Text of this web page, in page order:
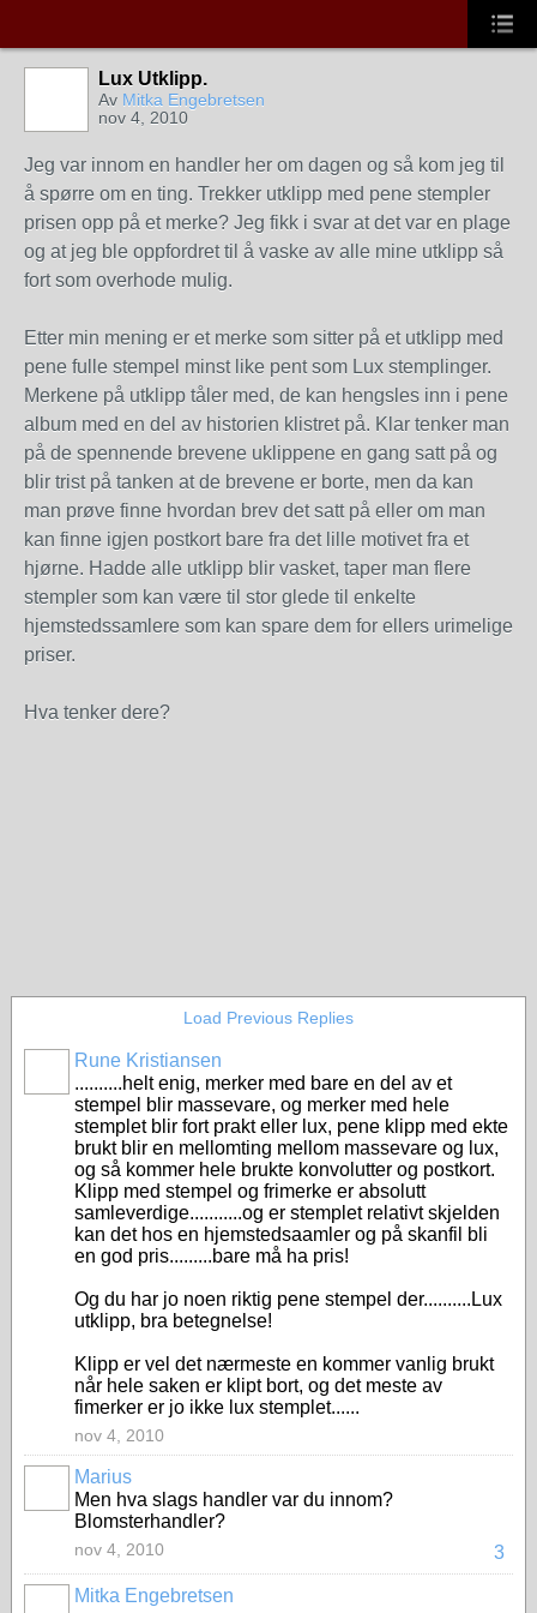
Lux Utklipp.
Av Mitka Engebretsen
nov 4, 2010
Jeg var innom en handler her om dagen og så kom jeg til
å spørre om en ting. Trekker utklipp med pene stempler
prisen opp på et merke? Jeg fikk i svar at det var en plage
og at jeg ble oppfordret til å vaske av alle mine utklipp så
fort som overhode mulig.
Etter min mening er et merke som sitter på et utklipp med
pene fulle stempel minst like pent som Lux stemplinger.
Merkene på utklipp tåler med, de kan hengsles inn i pene
album med en del av historien klistret på. Klar tenker man
på de spennende brevene uklippene en gang satt på og
blir trist på tanken at de brevene er borte, men da kan
man prøve finne hvordan brev det satt på eller om man
kan finne igjen postkort bare fra det lille motivet fra et
hjørne. Hadde alle utklipp blir vasket, taper man flere
stempler som kan være til stor glede til enkelte
hjemstedssamlere som kan spare dem for ellers urimelige
priser.
Hva tenker dere?
Load Previous Replies
Rune Kristiansen
..........helt enig, merker med bare en del av et
stempel blir massevare, og merker med hele
stemplet blir fort prakt eller lux, pene klipp med ekte
brukt blir en mellomting mellom massevare og lux,
og så kommer hele brukte konvolutter og postkort.
Klipp med stempel og frimerke er absolutt
samleverdige...........og er stemplet relativt skjelden
kan det hos en hjemstedsaamler og på skanfil bli
en god pris.........bare må ha pris!
Og du har jo noen riktig pene stempel der..........Lux
utklipp, bra betegnelse!
Klipp er vel det nærmeste en kommer vanlig brukt
når hele saken er klipt bort, og det meste av
fimerker er jo ikke lux stemplet......
nov 4, 2010
Marius
Men hva slags handler var du innom?
Blomsterhandler?
3
nov 4, 2010
Mitka Engebretsen